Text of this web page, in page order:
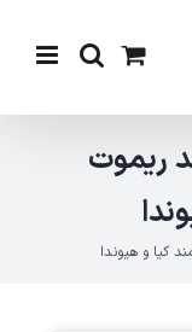
ریموت
کیا و هیوندا